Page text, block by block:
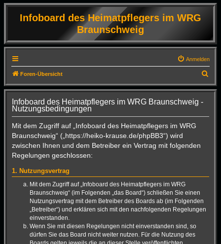
Infoboard des Heimatpflegers im WRG
Braunschweig
Anmelden
Foren-Übersicht
u
Infoboard des Heimatpflegers im WRG Braunschweig -
Nutzungsbedingungen
Mit dem Zugriff auf „Infoboard des Heimatpflegers im WRG
Braunschweig“ („https://heiko-krause.de/phpBB3“) wird
zwischen Ihnen und dem Betreiber ein Vertrag mit folgenden
Regelungen geschlossen:
1. Nutzungsvertrag
Mit dem Zugriff auf „Infoboard des Heimatpflegers im WRG
Braunschweig“ (im Folgenden „das Board“) schließen Sie einen
Nutzungsvertrag mit dem Betreiber des Boards ab (im Folgenden
„Betreiber“) und erklären sich mit den nachfolgenden Regelungen
einverstanden.
Wenn Sie mit diesen Regelungen nicht einverstanden sind, so
dürfen Sie das Board nicht weiter nutzen. Für die Nutzung des